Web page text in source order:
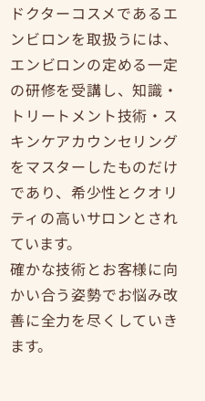
ドクターコスメであるエ
ンビロンを取扱うには、
エンビロンの定める一定
の研修を受講し、知識・
トリートメント技術・ス
キンケアカウンセリング
をマスターしたものだけ
であり、希少性とクオリ
ティの高いサロンとされ
ています。
確かな技術とお客様に向
かい合う姿勢でお悩み改
善に全力を尽くしていき
ます。